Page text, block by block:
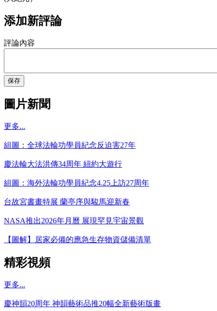
添加新評論
評論內容
保存
圖片新聞
更多...
組圖：全球法輪功學員紀念反迫害27年
慶法輪大法洪傳34周年 紐約大遊行
組圖：海外法輪功學員紀念4.25上訪27周年
台故宮書畫特展 蘭亭序與駿馬迎新春
NASA推出2026年月曆 展現罕見宇宙景觀
【圖解】居家必備的應急生存物資儲備清單
精彩視頻
更多...
慶神韻20周年 神韻藝術品推20幅全新藝術版畫